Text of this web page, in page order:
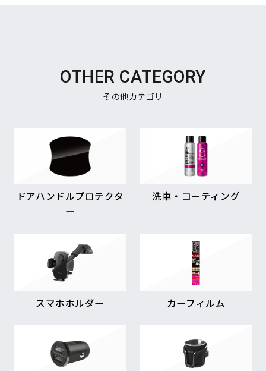
OTHER CATEGORY
その他カテゴリ
ドアハンドルプロテクタ
ー
洗車・コーティング
スマホホルダー カーフィルム